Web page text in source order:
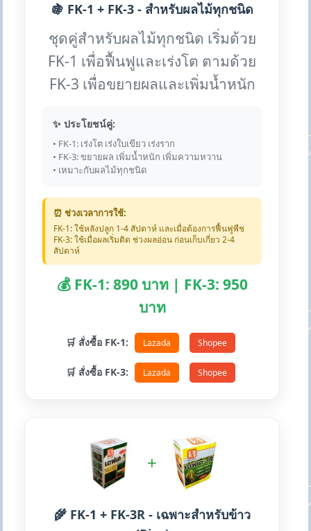
🍇 FK-1 + FK-3 - สำหรับผลไม้ทุกชนิด
ชุดคู่สำหรับผลไม้ทุกชนิด เริ่มด้วย
FK-1 เพื่อฟื้นฟูและเร่งโต ตามด้วย
FK-3 เพื่อขยายผลและเพิ่มน้ำหนัก
✨ ประโยชน์คู่:
• FK-1: เร่งโต เร่งใบเขียว เร่งราก
• FK-3: ขยายผล เพิ่มน้ำหนัก เพิ่มความหวาน
• เหมาะกับผลไม้ทุกชนิด
⏰ ช่วงเวลาการใช้:
FK-1: ใช้หลังปลูก 1-4 สัปดาห์ และเมื่อต้องการฟื้นฟูพืช
FK-3: ใช้เมื่อผลเริ่มติด ช่วงผลอ่อน ก่อนเก็บเกี่ยว 2-4
สัปดาห์
💰 FK-1: 890 บาท | FK-3: 950
บาท
🛒 สั่งซื้อ FK-1: Lazada Shopee
🛒 สั่งซื้อ FK-3: Lazada Shopee
+
🌾 FK-1 + FK-3R - เฉพาะสำหรับข้าว